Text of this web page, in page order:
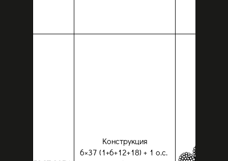
Конструкция
6×37 (1+6+12+18) + 1 о.с.